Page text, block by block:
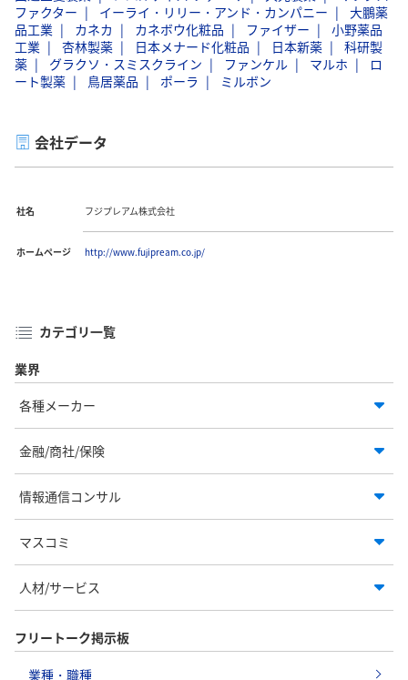
ファクター
イーライ・リリー・アンド・カンパニー
大鵬薬
品工業
カネカ カネボウ化粧品 ファイザー
小野薬品
工業
杏林製薬 日本メナード化粧品 日本新薬
科研製
薬
グラクソ・スミスクライン ファンケル マルホ
ロ
ート製薬
鳥居薬品 ポーラ ミルボン
会社データ
社名 フジプレアム株式会社
ホームページ http://www.fujipream.co.jp/
カテゴリ一覧
業界
各種メーカー
金融/商社/保険
情報通信コンサル
マスコミ
人材/サービス
フリートーク掲示板
業種・職種